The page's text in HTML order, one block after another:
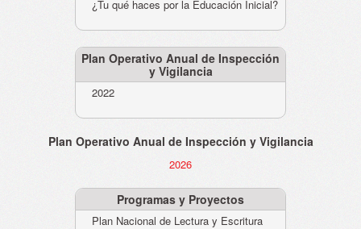
¿Tu qué haces por la Educación Inicial?
Plan Operativo Anual de Inspección
y Vigilancia
2022
Plan Operativo Anual de Inspección y Vigilancia
2026
Programas y Proyectos
Plan Nacional de Lectura y Escritura